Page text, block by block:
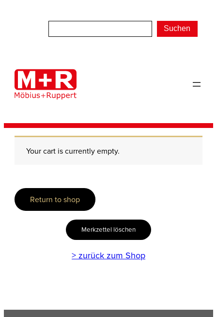
Suchen
Your cart is currently empty.
Return to shop
Merkzettel löschen
> zurück zum Shop